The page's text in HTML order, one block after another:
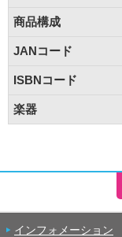
商品構成
JANコード
ISBNコード
楽器
インフォメーション